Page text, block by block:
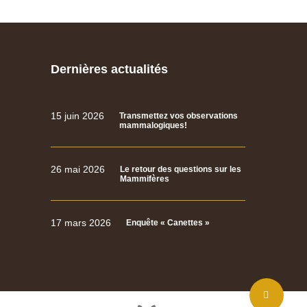
Dernières actualités
15 juin 2026
Transmettez vos observations
mammalogiques!
26 mai 2026
Le retour des questions sur les
Mammifères
17 mars 2026 Enquête « Canettes »